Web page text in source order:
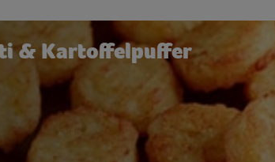
& Kartoffelpuffer